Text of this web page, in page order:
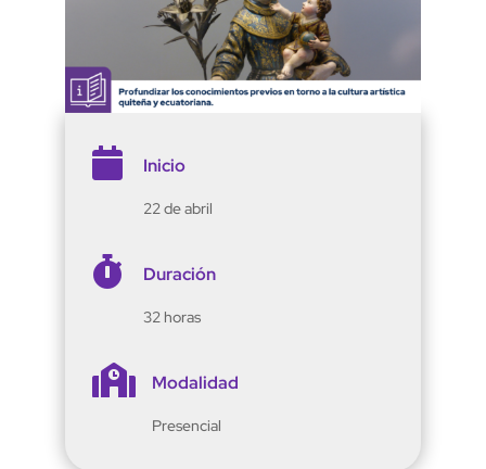
 Inicio
22 de abril
 Duración
32 horas
 Modalidad
Presencial